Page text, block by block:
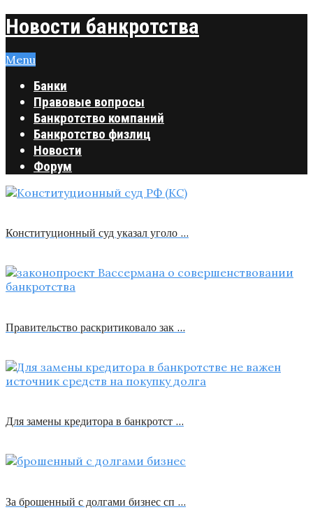
Новости банкротства
Menu
Банки
Правовые вопросы
Банкротство компаний
Банкротство физлиц
Новости
Форум
Конституционный суд указал уголо …
Правительство раскритиковало зак …
Для замены кредитора в банкротст …
За брошенный с долгами бизнес сп …